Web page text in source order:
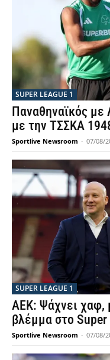
SUPER LEAGUE 1
Παναθηναϊκός με
με την ΤΣΣΚΑ
Sportlive Newsroom - 07/08/
SUPER LEAGUE 1
ΑΕΚ: Ψάχνει χαφ,
βλέμμα στο Super
Sportlive Newsroom - 07/08/